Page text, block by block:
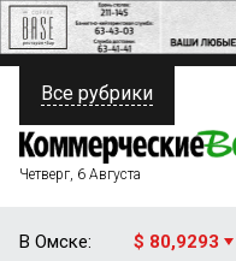
ПОЛИТИКА
ФИНАНСЫ
Все рубрики
Четверг, 6 Августа
В Омске: $ 80,9293